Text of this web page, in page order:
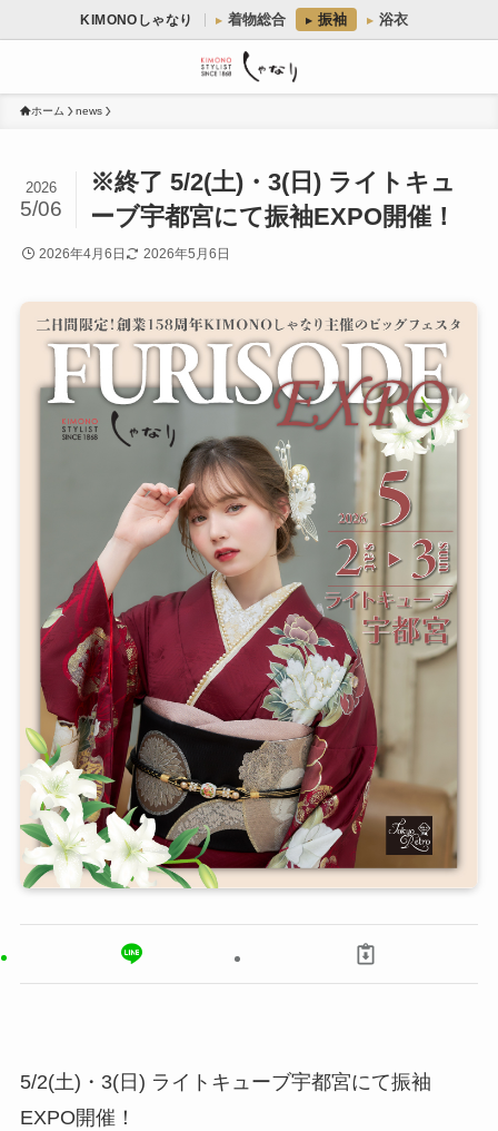
KIMONOしゃなり 着物総合 振袖 浴衣
ホーム news
※終了 5/2(土)・3(日) ライトキュ
ーブ宇都宮にて振袖EXPO開催！
2026
5/06
2026年4月6日 2026年5月6日
5/2(土)・3(日) ライトキューブ宇都宮にて振袖
EXPO開催！